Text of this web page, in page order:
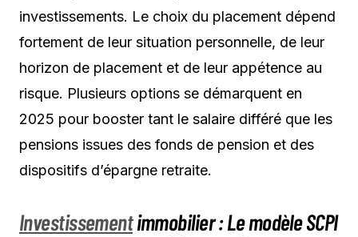
investissements. Le choix du placement dépend
fortement de leur situation personnelle, de leur
horizon de placement et de leur appétence au
risque. Plusieurs options se démarquent en
2025 pour booster tant le salaire différé que les
pensions issues des fonds de pension et des
dispositifs d’épargne retraite.
Investissementimmobilier : Le modèle SCPI